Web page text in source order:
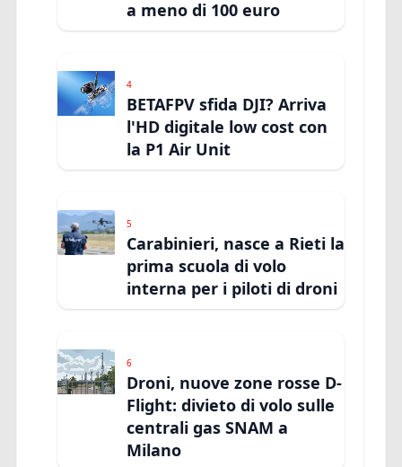
a meno di 100 euro
4
BETAFPV sfida DJI? Arriva
l'HD digitale low cost con
la P1 Air Unit
5
Carabinieri, nasce a Rieti la
prima scuola di volo
interna per i piloti di droni
6
Droni, nuove zone rosse D-
Flight: divieto di volo sulle
centrali gas SNAM a
Milano